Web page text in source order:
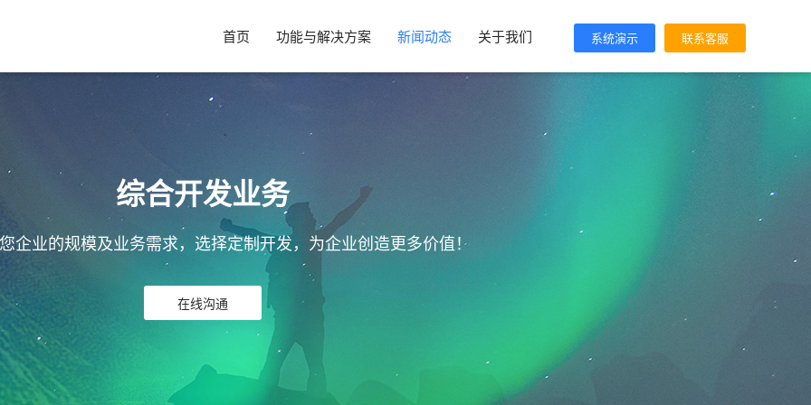
首页 功能与解决方案 新闻动态 关于我们 系统演示 联系客服
综合开发业务
企业的规模及业务需求，选择定制开发，为企业创造更多价值！
在线沟通